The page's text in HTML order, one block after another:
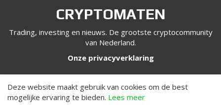
CRYPTOMATEN
Trading, investing en nieuws. De grootste cryptocommunity
van Nederland.
Onze privacyverklaring
Deze website maakt gebruik van cookies om de best
mogelijke ervaring te bieden. Lees meer